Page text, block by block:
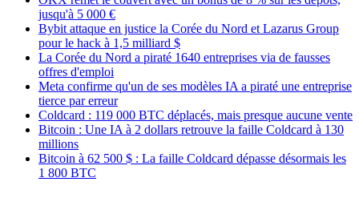
jusqu'à 5 000 €
Bybit attaque en justice la Corée du Nord et Lazarus Group
pour le hack à 1,5 milliard $
La Corée du Nord a piraté 1640 entreprises via de fausses
offres d'emploi
Meta confirme qu'un de ses modèles IA a piraté une entreprise
tierce par erreur
Coldcard : 119 000 BTC déplacés, mais presque aucune vente
Bitcoin : Une IA à 2 dollars retrouve la faille Coldcard à 130
millions
Bitcoin à 62 500 $ : La faille Coldcard dépasse désormais les
1 800 BTC